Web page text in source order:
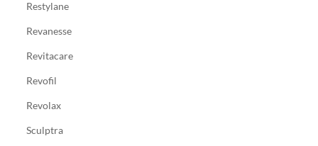
Restylane
Revanesse
Revitacare
Revofil
Revolax
Sculptra